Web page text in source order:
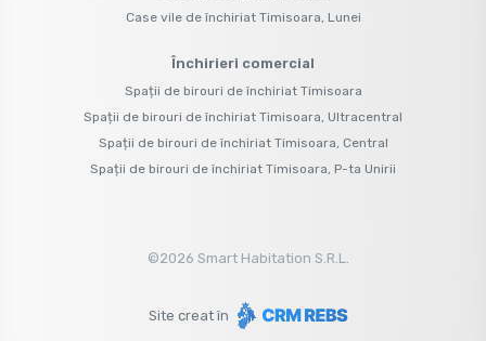
Case vile de închiriat Timisoara, Lunei
Închirieri comercial
Spații de birouri de închiriat Timisoara
Spații de birouri de închiriat Timisoara, Ultracentral
Spații de birouri de închiriat Timisoara, Central
Spații de birouri de închiriat Timisoara, P-ta Unirii
©2026 Smart Habitation S.R.L.
Site creat în